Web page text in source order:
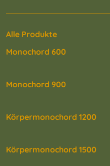
Alle Produkte
Monochord 600
Monochord 900
Körpermonochord 1200
Körpermonochord 1500